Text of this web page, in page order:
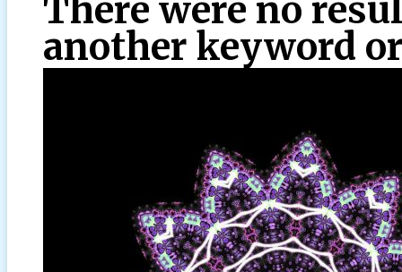
There were no
another keyword